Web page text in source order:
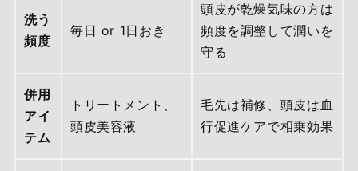
洗う
頻度
毎日 or 1日おき
頭皮が乾燥気味の方は
頻度を調整して潤いを
守る
併用
アイ
テム
トリートメント、
頭皮美容液
毛先は補修、頭皮は血
行促進ケアで相乗効果